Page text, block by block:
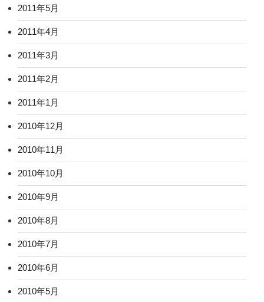
2011年5月
2011年4月
2011年3月
2011年2月
2011年1月
2010年12月
2010年11月
2010年10月
2010年9月
2010年8月
2010年7月
2010年6月
2010年5月